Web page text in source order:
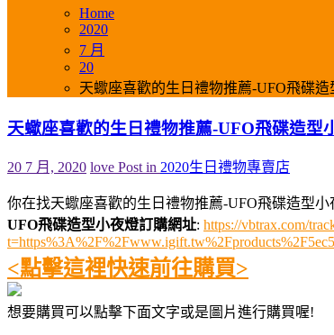
Home
2020
7 月
20
天蠍座喜歡的生日禮物推薦-UFO飛碟
天蠍座喜歡的生日禮物推薦-UFO飛碟造型
20 7 月, 2020 love Post in 2020生日禮物專賣店
你在找天蠍座喜歡的生日禮物推薦-UFO飛碟造型小
UFO飛碟造型小夜燈訂購網址: https://vbtrax.com/
<點擊這裡快速前往購買>
想要購買可以點擊下面文字或是圖片進行購買喔!